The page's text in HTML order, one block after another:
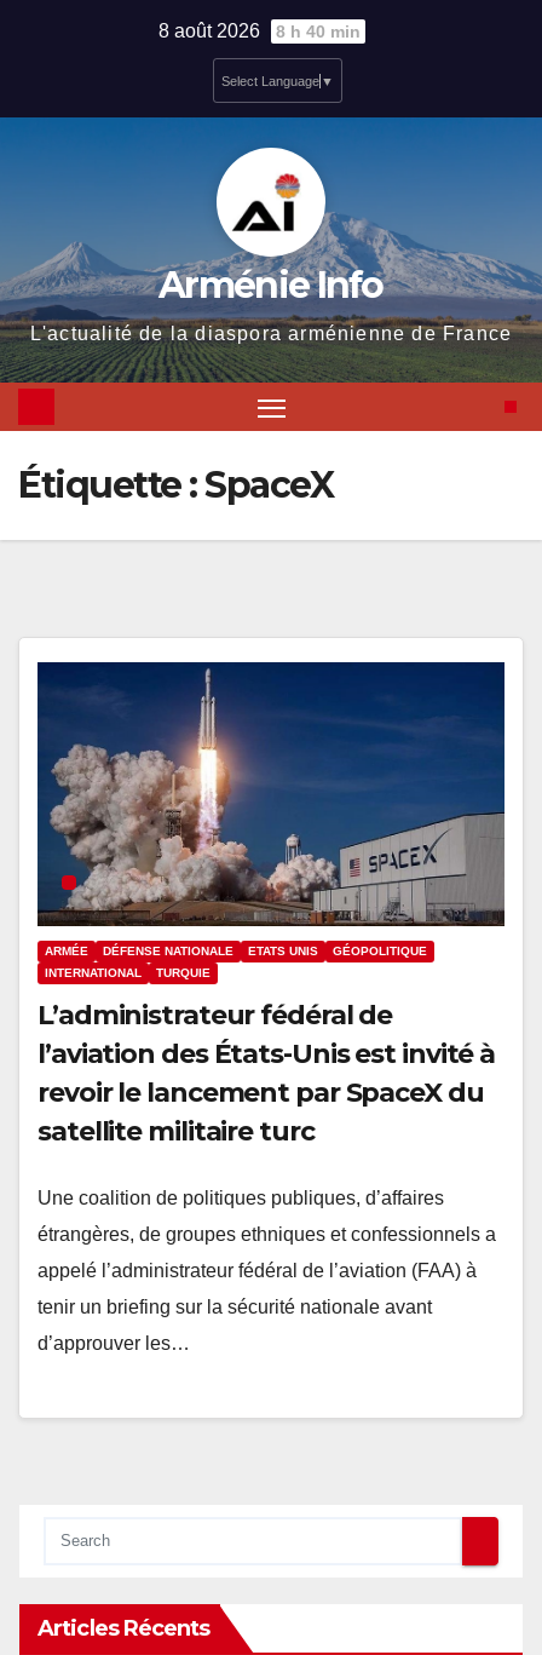
8 août 2026 8 h 40 min
Select Language ▼
Arménie Info
L'actualité de la diaspora arménienne de France
Étiquette :SpaceX
ARMÉE DÉFENSE NATIONALE ETATS UNIS
GÉOPOLITIQUE
INTERNATIONAL
TURQUIE
L’administrateur fédéral de
l’aviation des États-Unis est invité à
revoir le lancement par SpaceX du
satellite militaire turc
Une coalition de politiques publiques, d’affaires
étrangères, de groupes ethniques et confessionnels a
appelé l’administrateur fédéral de l’aviation (FAA) à
tenir un briefing sur la sécurité nationale avant
d’approuver les…
Articles Récents